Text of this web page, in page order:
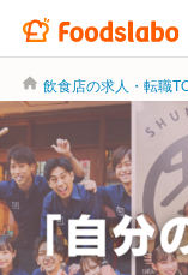
飲食店の求人・転職
株式会